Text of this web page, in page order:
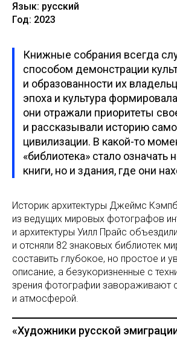
Язык: русский
Год: 2023
Книжные собрания всегда
способом демонстрации
и образованности их
эпоха и культура
они отражали приоритеты
и рассказывали историю
цивилизации. В какой-то
«библиотека» стало означать
книги, но и здания, где они
Историк архитектуры Джеймс
из ведущих мировых фотографов
и архитектуры Уилл Прайс
и отсняли 82 знаковых библиотек
составить глубокое, но простое и
описание, а безукоризненные с
зрения фотографии завораживают
и атмосферой.
«Художники русской